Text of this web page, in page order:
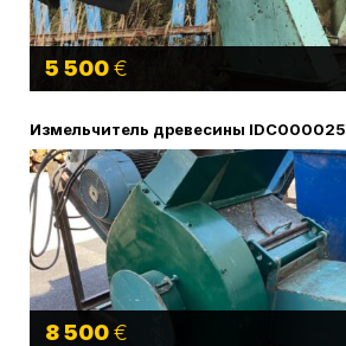
5 500€
Измельчитель древесины IDC000025
8 500€